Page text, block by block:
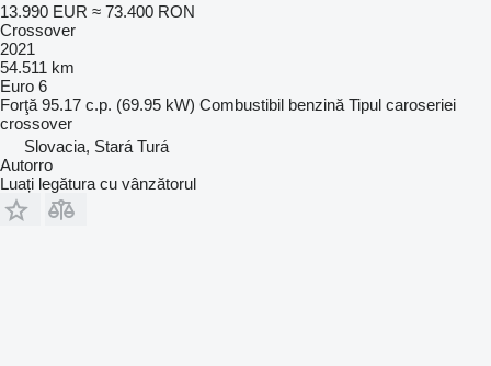
13.990 EUR ≈ 73.400 RON
Crossover
2021
54.511 km
Euro 6
Forţă 95.17 c.p. (69.95 kW) Combustibil benzină Tipul caroseriei
crossover
Slovacia, Stará Turá
Autorro
Luați legătura cu vânzătorul